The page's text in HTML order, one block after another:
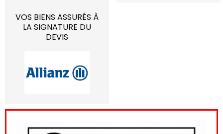
VOS BIENS ASSURÉS À
LA SIGNATURE DU
DEVIS